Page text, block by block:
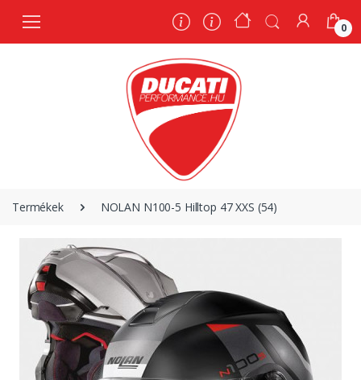
0
Termékek NOLAN N100-5 Hilltop 47 XXS (54)
0